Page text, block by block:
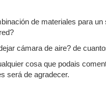
de materiales para un
cámara de aire? de
cosa que podais
será de agradecer.